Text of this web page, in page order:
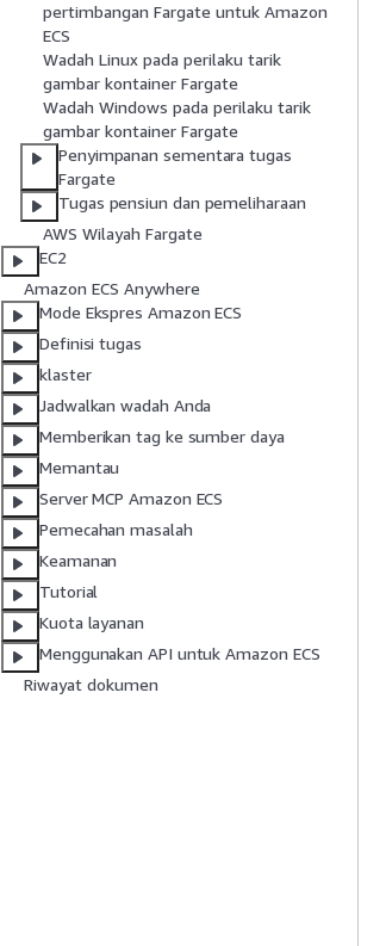
pertimbangan Fargate untuk Amazon
ECS
Wadah Linux pada perilaku tarik
gambar kontainer Fargate
Wadah Windows pada perilaku tarik
gambar kontainer Fargate
Penyimpanan sementara tugas
Fargate
Tugas pensiun dan pemeliharaan
AWS Wilayah Fargate
EC2
Amazon ECS Anywhere
Mode Ekspres Amazon ECS
Definisi tugas
klaster
Jadwalkan wadah Anda
Memberikan tag ke sumber daya
Memantau
Server MCP Amazon ECS
Pemecahan masalah
Keamanan
Tutorial
Kuota layanan
Menggunakan API untuk Amazon ECS
Riwayat dokumen